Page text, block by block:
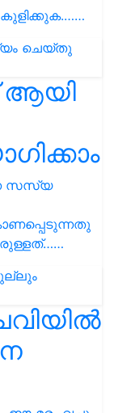
കുളിക്കുക.……
ആയി
സസ്യ